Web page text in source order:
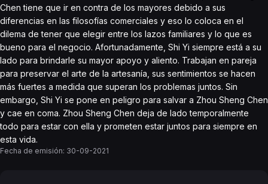
Chen tiene que ir en contra de los mayores debido a sus
diferencias en las filosofías comerciales y eso lo coloca en el
dilema de tener que elegir entre los lazos familiares y lo que es
bueno para el negocio. Afortunadamente, Shi Yi siempre está a su
lado para brindarle su mayor apoyo y aliento. Trabajan en pareja
para preservar el arte de la artesanía, sus sentimientos se hacen
más fuertes a medida que superan los problemas juntos. Sin
embargo, Shi Yi se pone en peligro para salvar a Zhou Sheng Chen
y cae en coma. Zhou Sheng Chen deja de lado temporalmente
todo para estar con ella y prometen estar juntos para siempre en
esta vida.
Fecha de emisión: 30-09-2021